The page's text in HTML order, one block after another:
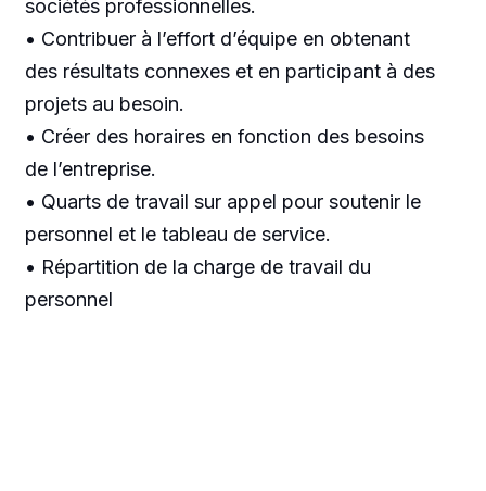
sociétés professionnelles.
• Contribuer à l’effort d’équipe en obtenant
des résultats connexes et en participant à des
projets au besoin.
• Créer des horaires en fonction des besoins
de l’entreprise.
• Quarts de travail sur appel pour soutenir le
personnel et le tableau de service.
• Répartition de la charge de travail du
personnel